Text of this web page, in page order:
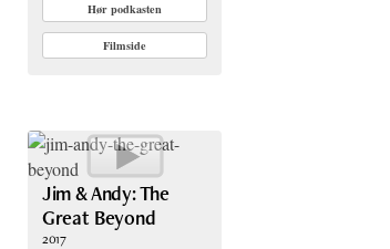
Hør podkasten
Filmside
Jim & Andy: The
Great Beyond
2017